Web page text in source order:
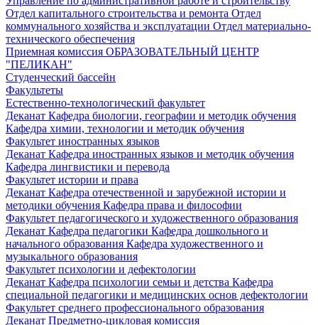
Отдел капитального строительства и ремонта Отдел
коммунального хозяйства и эксплуатации Отдел материально-
технического обеспечения
Приемная комиссия ОБРАЗОВАТЕЛЬНЫЙ ЦЕНТР
"ПЕЛИКАН"
Студенческий бассейн
Факультеты
Естественно-технологический факультет
Деканат Кафедра биологии, географии и методик обучения
Кафедра химии, технологии и методик обучения
Факультет иностранных языков
Деканат Кафедра иностранных языков и методик обучения
Кафедра лингвистики и перевода
Факультет истории и права
Деканат Кафедра отечественной и зарубежной истории и
методики обучения Кафедра права и философии
Факультет педагогического и художественного образования
Деканат Кафедра педагогики Кафедра дошкольного и
начального образования Кафедра художественного и
музыкального образования
Факультет психологии и дефектологии
Деканат Кафедра психологии семьи и детства Кафедра
специальной педагогики и медицинских основ дефектологии
Факультет среднего профессионального образования
Деканат Предметно-цикловая комиссия